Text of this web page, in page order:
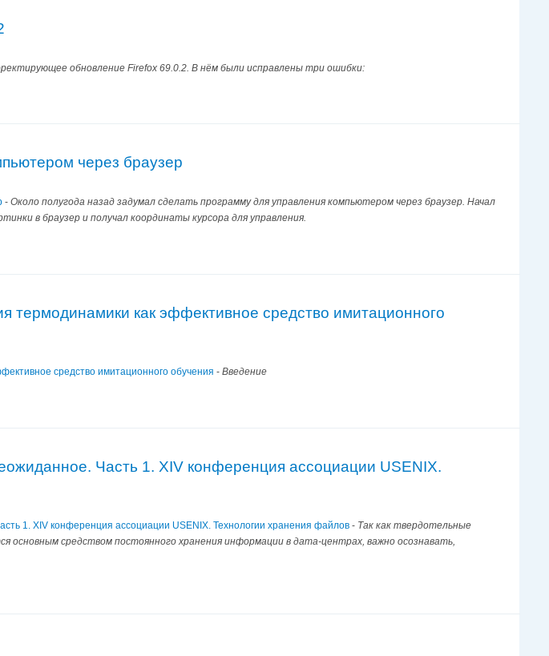
обновление Firefox 69.0.2. В нём были исправлены три ошибки:
через браузер
- Около полугода назад задумал сделать программу для управления компьютером через браузер. Начал
в браузер и получал координаты курсора для управления.
термодинамики как эффективное средство имитационного
средство имитационного обучения - Введение
Часть 1. XIV конференция ассоциации USENIX.
1. XIV конференция ассоциации USENIX. Технологии хранения файлов - Так как твердотельные
основным средством постоянного хранения информации в дата-центрах, важно осознавать,